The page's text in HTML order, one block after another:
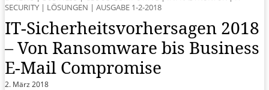
SECURITY | LÖSUNGEN | AUSGABE 1-2-2018
IT-Sicherheitsvorhersagen 2018
– Von Ransomware bis Business
E-Mail Compromise
2. März 2018